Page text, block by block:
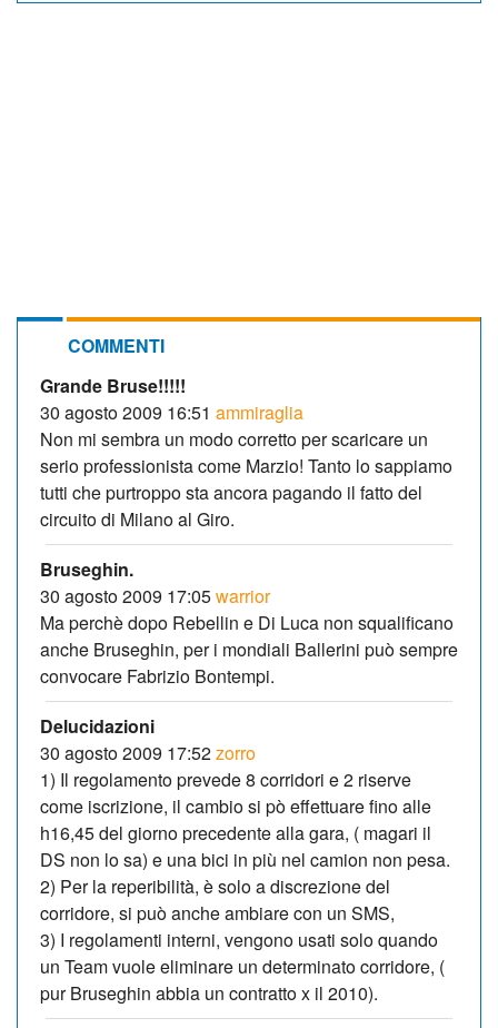
COMMENTI
Grande Bruse!!!!!
30 agosto 2009 16:51 ammiraglia
Non mi sembra un modo corretto per scaricare un
serio professionista come Marzio! Tanto lo sappiamo
tutti che purtroppo sta ancora pagando il fatto del
circuito di Milano al Giro.
Bruseghin.
30 agosto 2009 17:05warrior
Ma perchè dopo Rebellin e Di Luca non squalificano
anche Bruseghin, per i mondiali Ballerini può sempre
convocare Fabrizio Bontempi.
Delucidazioni
30 agosto 2009 17:52zorro
1) Il regolamento prevede 8 corridori e 2 riserve
come iscrizione, il cambio si pò effettuare fino alle
h16,45 del giorno precedente alla gara, ( magari il
DS non lo sa) e una bici in più nel camion non pesa.
2) Per la reperibilità, è solo a discrezione del
corridore, si può anche ambiare con un SMS,
3) I regolamenti interni, vengono usati solo quando
un Team vuole eliminare un determinato corridore, (
pur Bruseghin abbia un contratto x il 2010).